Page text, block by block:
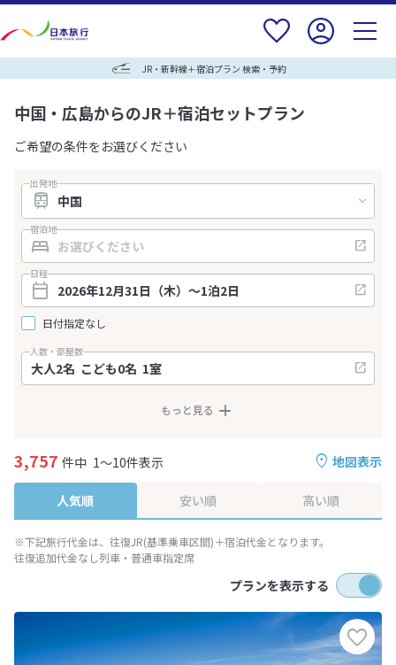
JR・新幹線＋宿泊プラン 検索・予約
中国・広島からのJR＋宿泊セットプラン
ご希望の条件をお選びください
出発地
宿泊地
日程
日付指定なし
人数・部屋数
もっと見る
地図表示
3,757 件中 1～10件表示
人気順 安い順 高い順
※下記旅行代金は、往復JR(基準乗車区間)＋宿泊代金となります。
往復追加代金なし列車・普通車指定席
プランを表示する